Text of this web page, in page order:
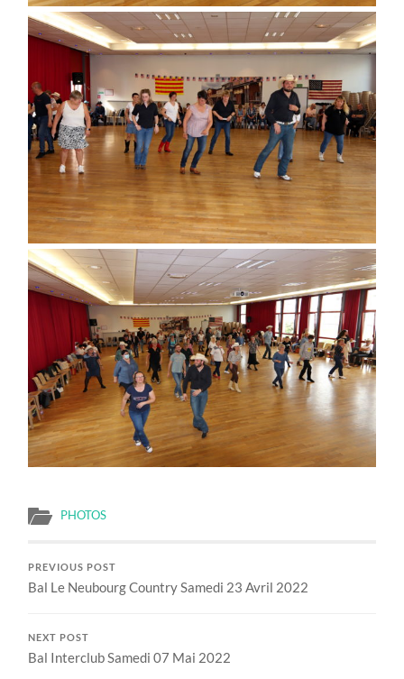
PHOTOS
PREVIOUS POST
Bal Le Neubourg Country Samedi 23 Avril 2022
NEXT POST
Bal Interclub Samedi 07 Mai 2022